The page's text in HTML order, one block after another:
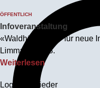
ÖFFENTLICH
Infoveranstaltung
«Waldhüttenfest» für neue
Limmatloge 38.
Weiterlesen
Login Mitglieder